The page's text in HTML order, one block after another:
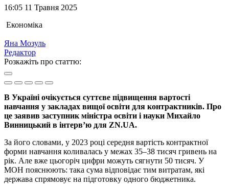
16:05 11 Травня 2025
Економіка
Яна Мозуль
Редактор
Розкажіть про статтю:
В Україні очікується суттєве підвищення вартості
навчання у закладах вищої освіти для контрактників. Про
це заявив заступник міністра освіти і науки Михайло
Винницький в інтерв’ю для ZN.UA.
За його словами, у 2023 році середня вартість контрактної
форми навчання коливалась у межах 35–38 тисяч гривень на
рік. Але вже цьогоріч цифри можуть сягнути 50 тисяч. У
МОН пояснюють: така сума відповідає тим витратам, які
держава спрямовує на підготовку одного бюджетника.